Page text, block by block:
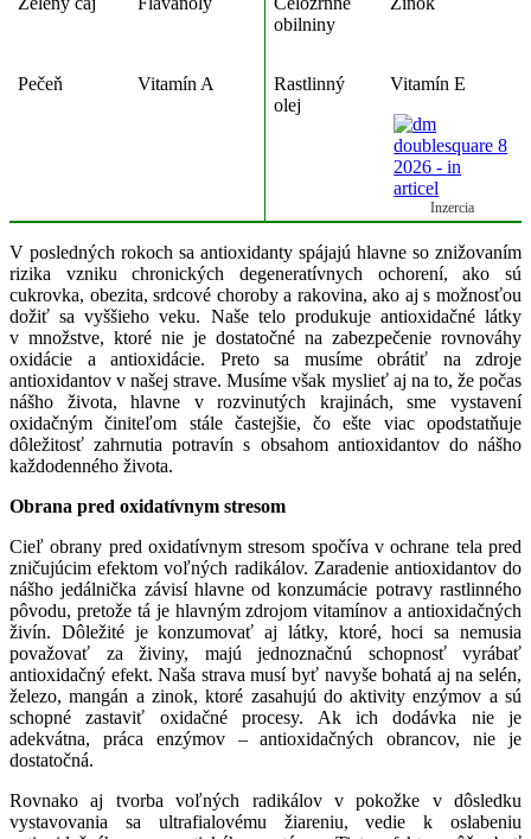
obilniny
Pečeň Vitamín A
Rastlinný
olej
Vitamín E
Inzercia
V posledných rokoch sa antioxidanty spájajú hlavne so znižovaním
rizika vzniku chronických degeneratívnych ochorení, ako sú
cukrovka, obezita, srdcové choroby a rakovina, ako aj s možnosťou
dožiť sa vyššieho veku. Naše telo produkuje antioxidačné látky
v množstve, ktoré nie je dostatočné na zabezpečenie rovnováhy
oxidácie a antioxidácie. Preto sa musíme obrátiť na zdroje
antioxidantov v našej strave. Musíme však myslieť aj na to, že počas
nášho života, hlavne v rozvinutých krajinách, sme vystavení
oxidačným činiteľom stále častejšie, čo ešte viac opodstatňuje
dôležitosť zahrnutia potravín s obsahom antioxidantov do nášho
každodenného života.
Obrana pred oxidatívnym stresom
Cieľ obrany pred oxidatívnym stresom spočíva v ochrane tela pred
zničujúcim efektom voľných radikálov. Zaradenie antioxidantov do
nášho jedálnička závisí hlavne od konzumácie potravy rastlinného
pôvodu, pretože tá je hlavným zdrojom vitamínov a antioxidačných
živín. Dôležité je konzumovať aj látky, ktoré, hoci sa nemusia
považovať za živiny, majú jednoznačnú schopnosť vyrábať
antioxidačný efekt. Naša strava musí byť navyše bohatá aj na selén,
železo, mangán a zinok, ktoré zasahujú do aktivity enzýmov a sú
schopné zastaviť oxidačné procesy. Ak ich dodávka nie je
adekvátna, práca enzýmov – antioxidačných obrancov, nie je
dostatočná.
Rovnako aj tvorba voľných radikálov v pokožke v dôsledku
vystavovania sa ultrafialovému žiareniu, vedie k oslabeniu